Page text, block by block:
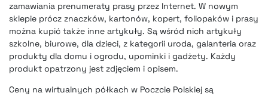
zamawiania prenumeraty prasy przez Internet. W nowym
sklepie prócz znaczków, kartonów, kopert, foliopaków i prasy
można kupić także inne artykuły. Są wśród nich artykuły
szkolne, biurowe, dla dzieci, z kategorii uroda, galanteria oraz
produkty dla domu i ogrodu, upominki i gadżety. Każdy
produkt opatrzony jest zdjęciem i opisem.
Ceny na wirtualnych półkach w Poczcie Polskiej są